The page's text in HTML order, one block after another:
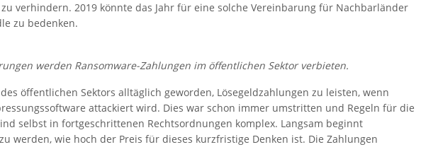
verhindern. 2019 könnte das Jahr für eine solche Vereinbarung für Nachbarländer
zu bedenken.
werden Ransomware-Zahlungen im öffentlichen Sektor verbieten.
öffentlichen Sektors alltäglich geworden, Lösegeldzahlungen zu leisten, wenn
attackiert wird. Dies war schon immer umstritten und Regeln für die
selbst in fortgeschrittenen Rechtsordnungen komplex. Langsam beginnt
werden, wie hoch der Preis für dieses kurzfristige Denken ist. Die Zahlungen